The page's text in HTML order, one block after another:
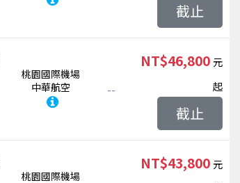
截止
桃園國際機場
中華航空
--
NT$46,800
起
截止
桃園國際機場
NT$43,800